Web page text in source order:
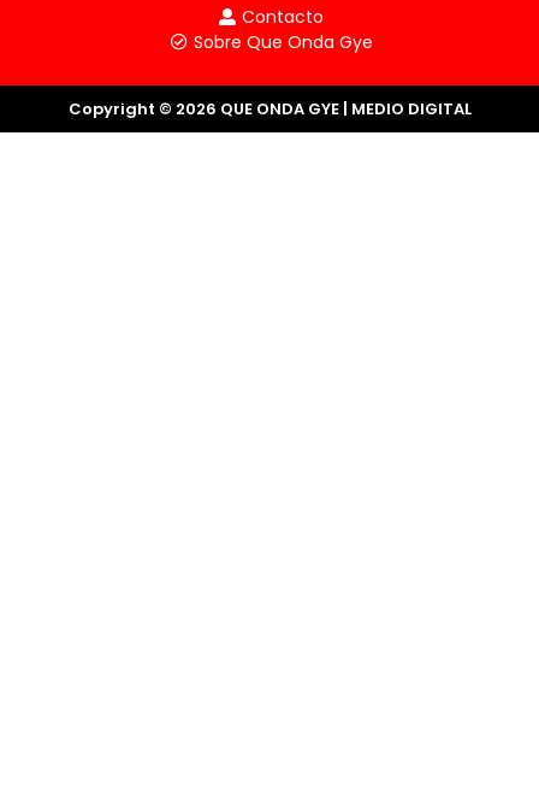
Contacto
Sobre Que Onda Gye
Copyright © 2026 QUE ONDA GYE | MEDIO DIGITAL